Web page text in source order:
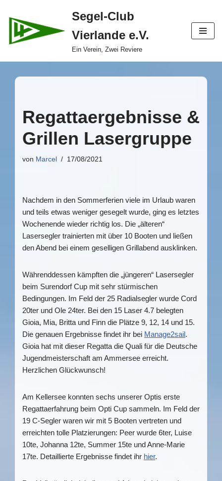
Zum
Inhalt
Segel-Club
Vierlande e.V.
Ein Verein, Zwei Reviere
Regattaergebnisse &
Grillen Lasergruppe
von Marcel 17/08/2021
Nachdem in den Sommerferien viele im Urlaub waren
und teils etwas weniger gesegelt wurde, ging es letztes
Wochenende wieder richtig los. Die „älteren“
Lasersegler trainierten mit über 10 Booten und ließen
den Abend bei einem geselligen Grillabend ausklinken.
Währenddessen kämpften die „jüngeren“ Lasersegler
beim Surendorf Cup mit sehr stürmischen
Bedingungen. Im Feld der 25 Radialsegler wurde Cord
20ter und Ole 24ter. Bei den 15 Laser 4.7 belegten
Gioia, Mia, Britta und Finn die Plätze 9, 12, 14 und 15.
Die genauen Ergebnisse findet ihr bei Manage2sail.
Gioia hat mit dieser Regatta die Quali für die Deutsche
Jugendmeisterschaft am Ammersee erreicht.
Herzlichen Glückwunsch!
Am Kellersee konnten sechs unserer Optis erste
Regattaerfahrung beim Opti Cup sammeln. Im Feld der
19 C-Segler waren wir mit 5 Booten vertreten und
erreichten tolle Platzierungen: Peer wurde 6ter, Luise
10te, Johanna 12te, Summer 15te und Anne-Marie
17te. Detaillierte Ergebnisse findet ihr hier.